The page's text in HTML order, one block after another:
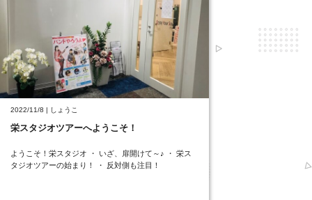
2022/11/8 | しょうこ
栄スタジオツアーへようこそ！
ようこそ！栄スタジオ ・ いざ、扉開けて～♪ ・ 栄ス
タジオツアーの始まり！ ・ 反対側も注目！